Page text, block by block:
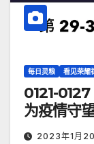
每日灵粮 看见荣耀
0121-0127
为疫情守
2023年1月